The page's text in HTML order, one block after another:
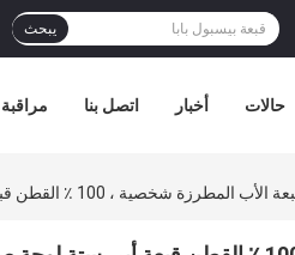
يبحث
اتصل بنا أخبار حالات
الأب المطرزة شخصية ، 100 ٪ القطن قبعة أبي ستة لوحة صديقة للبيئة